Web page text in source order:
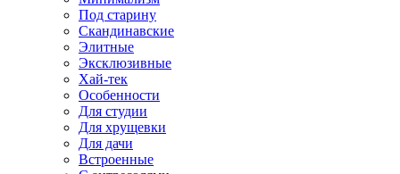
Под старину
Скандинавские
Элитные
Эксклюзивные
Хай-тек
Особенности
Для студии
Для хрущевки
Для дачи
Встроенные